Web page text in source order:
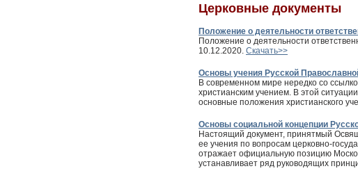
Церковные документы
Положение о деятельности
Положение о деятельности
10.12.2020. Скачать>>
Основы учения Русской
В современном мире нередко со
христианским учением. В этой
основные положения христианского
Основы социальной концепции
Настоящий документ, принятмый
ее учения по вопросам церковно-
отражает официальную позицию
устанавливает ряд руководящих